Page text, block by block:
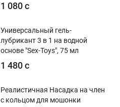
1 080 с
Универсальный гель-
лубрикант 3 в 1 на водной
основе "Sex-Toys", 75 мл
1 480 с
Реалистичная Насадка на член
с кольцом для мошонки